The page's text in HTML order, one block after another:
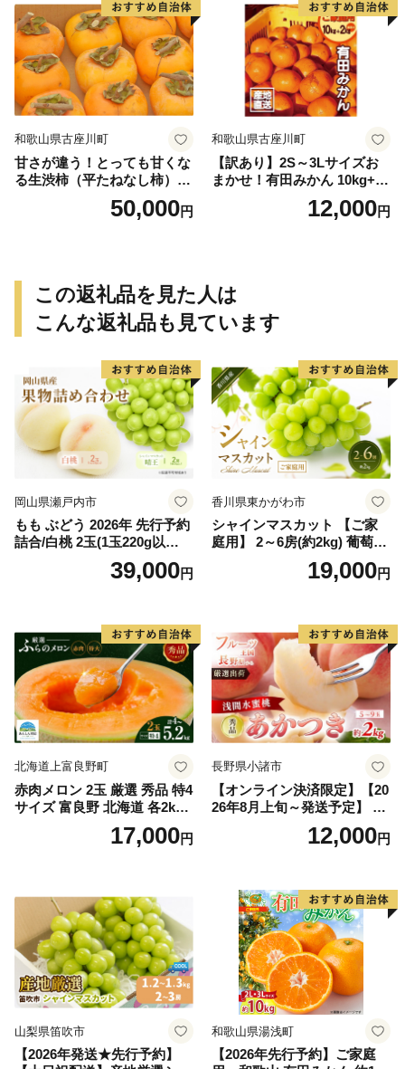
和歌山県古座川町
甘さが違う！とっても甘くな
る生渋柿（平たねなし柿）吊
ップ付約14.5～15kg 約60～
50,000円
和歌山県古座川町
【訳あり】2S～3Lサイズお
まかせ！有田みかん 10kg+2k
g保証分 11月から12月下旬ま
でに順次発送致します。 / 訳
12,000円
この返礼品を見た人は
こんな返礼品も見ています
岡山県瀬戸内市
もも ぶどう 2026年 先行予約
詰合/白桃 2玉(1玉220g以
上)・シャインマスカット 晴
39,000円
香川県東かがわ市
シャインマスカット 【ご家
庭用】 2～6房(約2kg) 葡萄 ぶ
どう ブドウ フルーツ 果物 く
だもの 果実 旬の果物 旬のフ
19,000円
北海道上富良野町
赤肉メロン 2玉 厳選 秀品 特4
サイズ 富良野 北海道 各2kg
～2.6kg 2玉 セット ファーム
富良野 メロン めろん 果物 く
17,000円
長野県小諸市
【オンライン決済限定】【20
26年8月上旬～発送予定】 先
行予約 「浅間水蜜桃プレミ
アム」 もも あかつき 秀品 約
果肉 長野県産 小諸市
12,000円
山梨県笛吹市
【2026年発送★先行予約】
和歌山県湯浅町
【2026年先行予約】ご家庭